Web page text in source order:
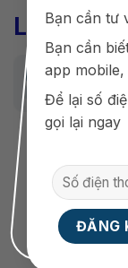
Bạn cần tư
Bạn cần
app
Để lại số
gọi lại ngay
Lợi ích
và